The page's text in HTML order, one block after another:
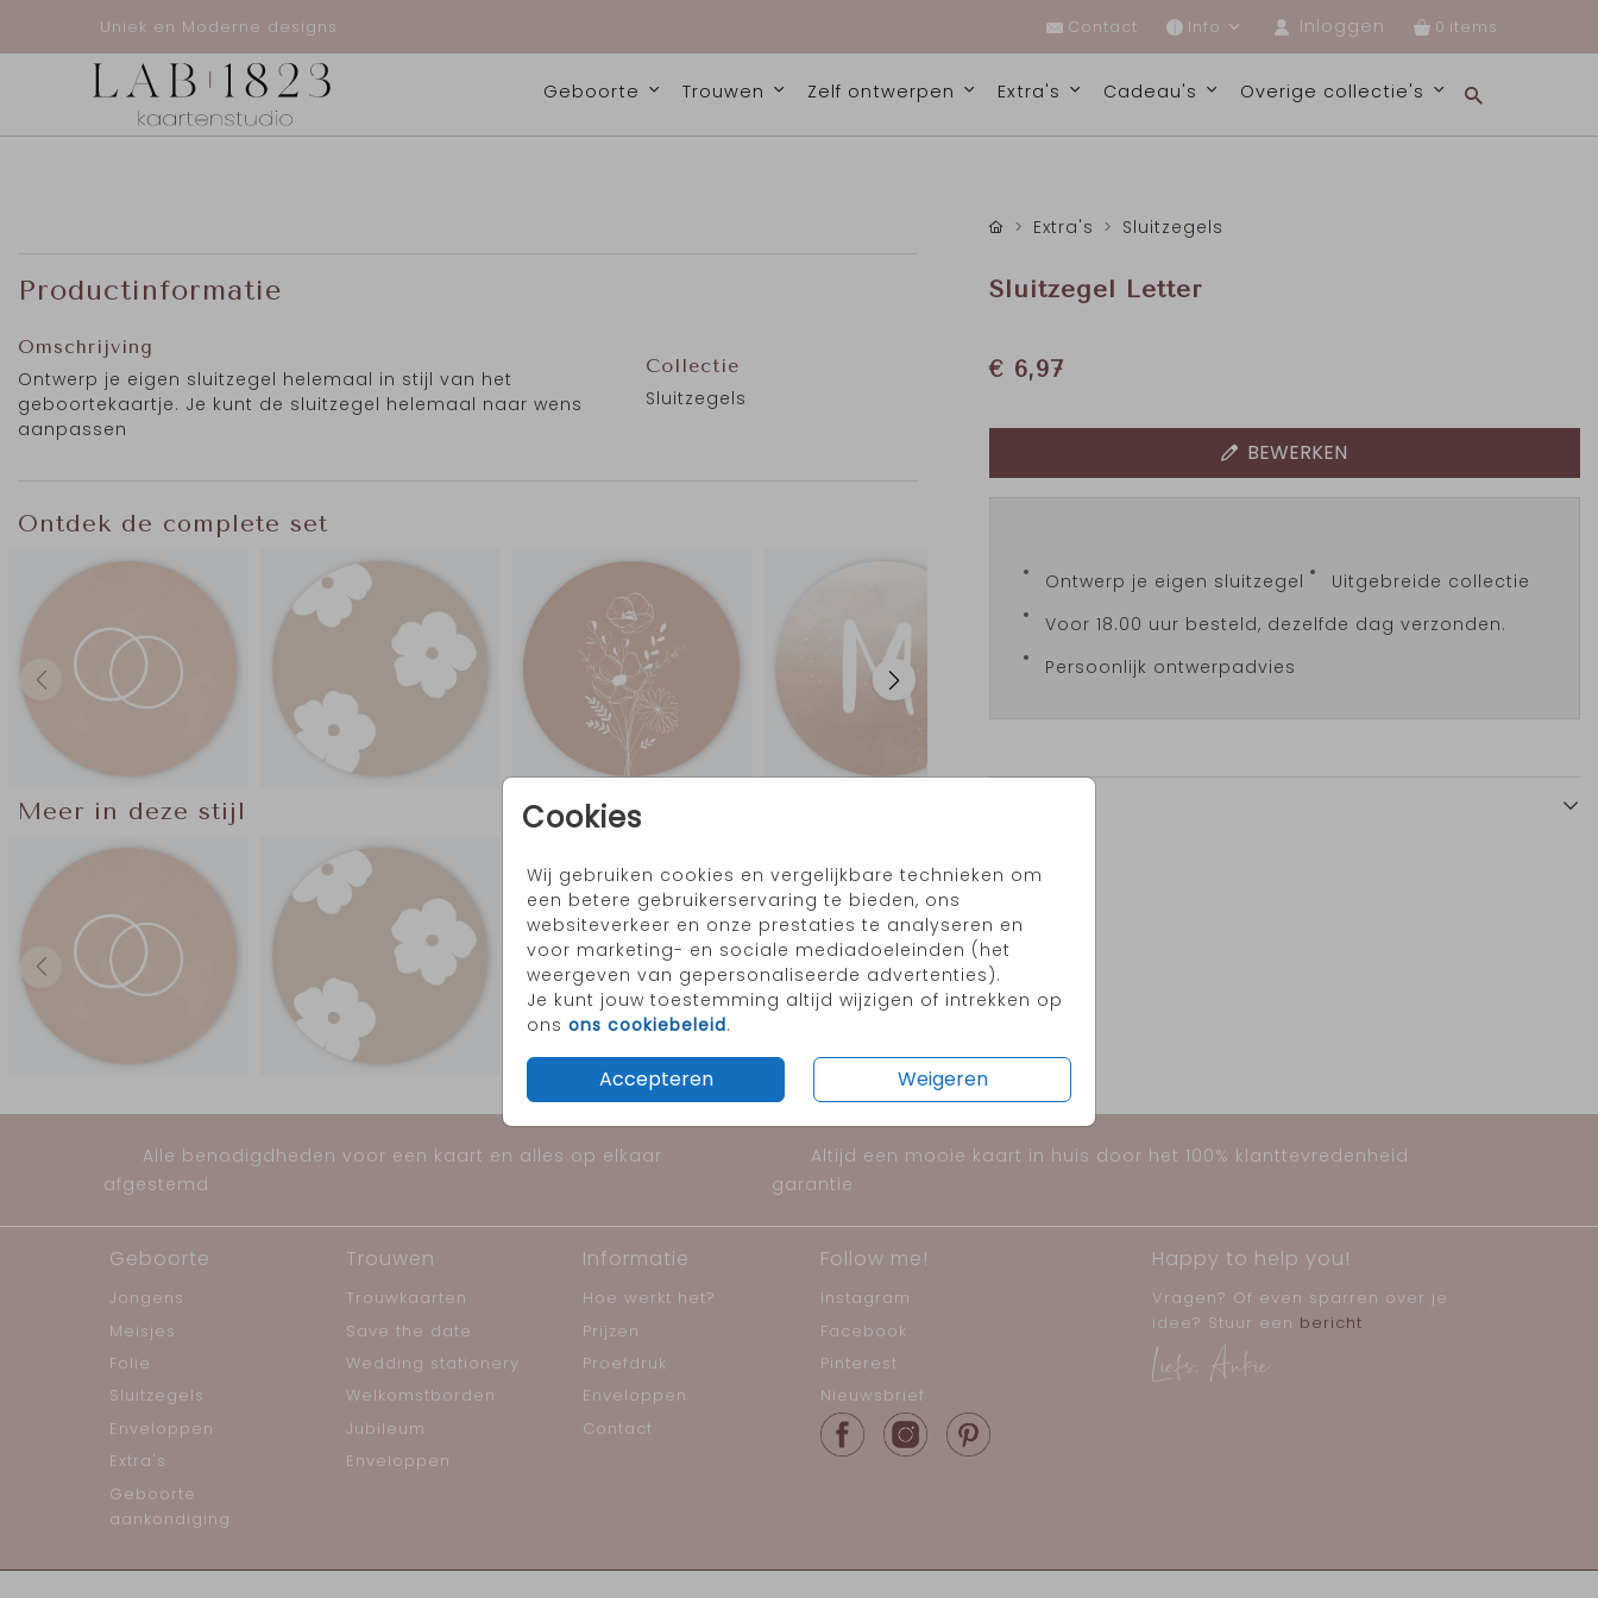
Uniek en Moderne designs Contact Info Inloggen 0
Geboorte Trouwen Zelf ontwerpen Extra's Cadeau's Overige collectie's
Cookies
Wij gebruiken cookies en vergelijkbare technieken om
een betere gebruikerservaring te bieden, ons
websiteverkeer en onze prestaties te analyseren en
voor marketing- en sociale mediadoeleinden (het
weergeven van gepersonaliseerde advertenties).
Je kunt jouw toestemming altijd wijzigen of intrekken op
ons ons cookiebeleid.
Accepteren Weigeren
Productinformatie
Omschrijving
Ontwerp je eigen sluitzegel helemaal in stijl van het
geboortekaartje. Je kunt de sluitzegel helemaal naar wens
aanpassen
Collectie
Sluitzegels
Ontdek de complete set
Meer in deze stijl
Extra's Sluitzegels
Sluitzegel Letter
€ 6,97
BEWERKEN
Ontwerp je eigen sluitzegel
Uitgebreide collectie
Voor 18.00 uur besteld, dezelfde dag verzonden.
Persoonlijk ontwerpadvies
Alle benodigdheden voor een kaart en alles op elkaar
afgestemd
Altijd een mooie kaart in huis door het 100% klanttevredenheid
garantie
Geboorte
Jongens
Meisjes
Folie
Sluitzegels
Enveloppen
Extra's
Geboorte
aankondiging
Trouwen
Trouwkaarten
Save the date
Wedding stationery
Welkomstborden
Jubileum
Enveloppen
Informatie
Hoe werkt het?
Prijzen
Proefdruk
Enveloppen
Contact
Follow me!
Instagram
Facebook
Pinterest
Nieuwsbrief
Happy to help you!
Vragen? Of even sparren over je
idee? Stuur een bericht